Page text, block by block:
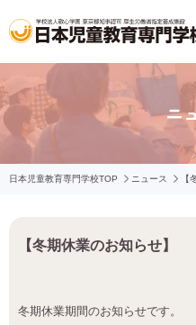
ニ
日本児童教育専門学校TOP ニュース 【
【冬期休業のお知らせ】
冬期休業期間のお知らせです。